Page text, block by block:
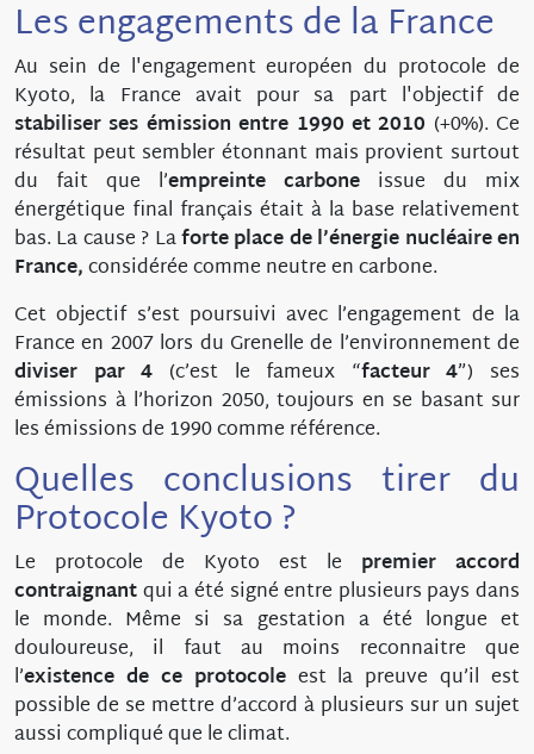
Les engagements de la France
Au sein de l'engagement européen du protocole de
Kyoto, la France avait pour sa part l'objectif de
stabiliser ses émission entre 1990 et 2010 (+0%). Ce
résultat peut sembler étonnant mais provient surtout
du fait que l’empreinte carbone issue du mix
énergétique final français était à la base relativement
bas. La cause ? Laforte place de l’énergie nucléaire en
France,considérée comme neutre en carbone.
Cet objectif s’est poursuivi avec l’engagement de la
France en 2007 lors du Grenelle de l’environnement de
diviser par 4 (c’est le fameux “facteur 4”) ses
émissions à l’horizon 2050, toujours en se basant sur
les émissions de 1990 comme référence.
Quelles conclusions tirer du
Protocole Kyoto ?
Le protocole de Kyoto est le premier accord
contraignantqui a été signé entre plusieurs pays dans
le monde. Même si sa gestation a été longue et
douloureuse, il faut au moins reconnaitre que
l’existence de ce protocoleest la preuve qu’il est
possible de se mettre d’accord à plusieurs sur un sujet
aussi compliqué que le climat.